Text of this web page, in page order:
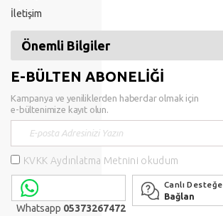
İletişim
Önemli Bilgiler
E-BÜLTEN ABONELİĞİ
Kampanya ve yeniliklerden haberdar olmak için
e-bültenimize kayıt olun.
KVKK Aydınlatma Metnini okudum
Whatsapp 05373267472
Canlı Desteğe
Bağlan